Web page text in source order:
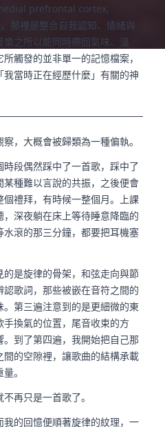
prefrontal cortex,
那裡是整合自我認知、情緒與
之所以能同時帶回氣味、溫
觸發的並非單一的記憶檔案，
當時正在經歷什麼」有關的神
，大概會被歸類為一種偏執。
段偶然踩中了一首歌，踩中了
種難以言說的共振，之後便會
禮拜，有時候一整個月。上課
深夜躺在床上等待睡意降臨的
滾的那三分鐘，都要把耳機塞
是旋律的骨架，和弦走向與節
歌詞，那些被嵌在音符之間的
第三遍注意到的是更細微的東
換氣的位置，尾音收束的方
到了第四遍，我開始把自己那
的空隙裡，讓歌曲的結構承載
。
再只是一首歌了。
的回憶便順著旋律的紋理，一